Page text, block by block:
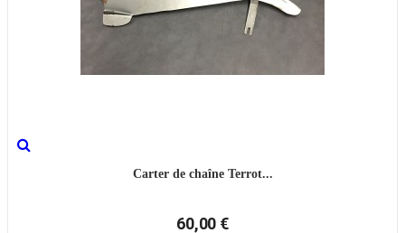
Carter de chaîne Terrot...
60,00 €